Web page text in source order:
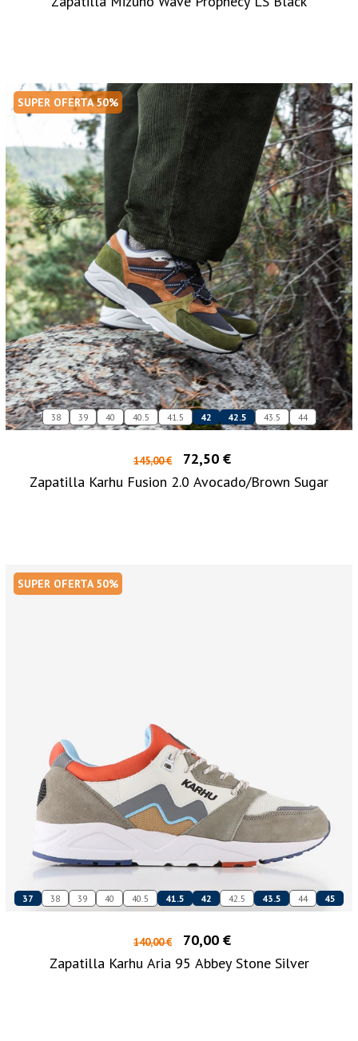
SUPER OFERTA 50%
38 39 40 40.5 41.5 42 42.5 43.5 44
145,00 €
72,50 €
Zapatilla Karhu Fusion 2.0 Avocado/Brown Sugar
SUPER OFERTA 50%
37 38 39 40 40.5 41.5 42 42.5 43.5 44 45
140,00 €
70,00 €
Zapatilla Karhu Aria 95 Abbey Stone Silver